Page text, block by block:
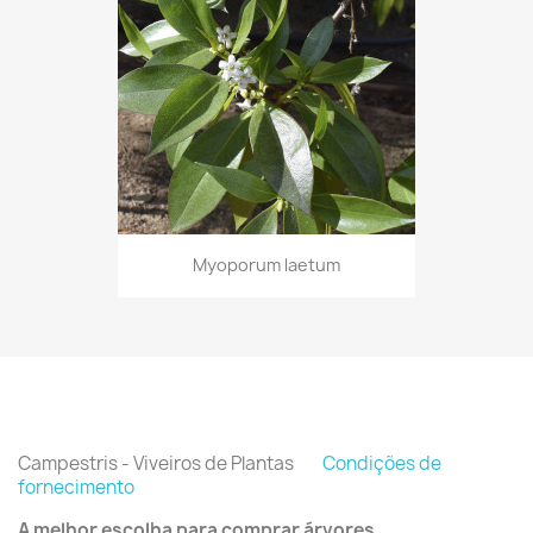
Myoporum laetum
Campestris - Viveiros de Plantas Condições de
fornecimento